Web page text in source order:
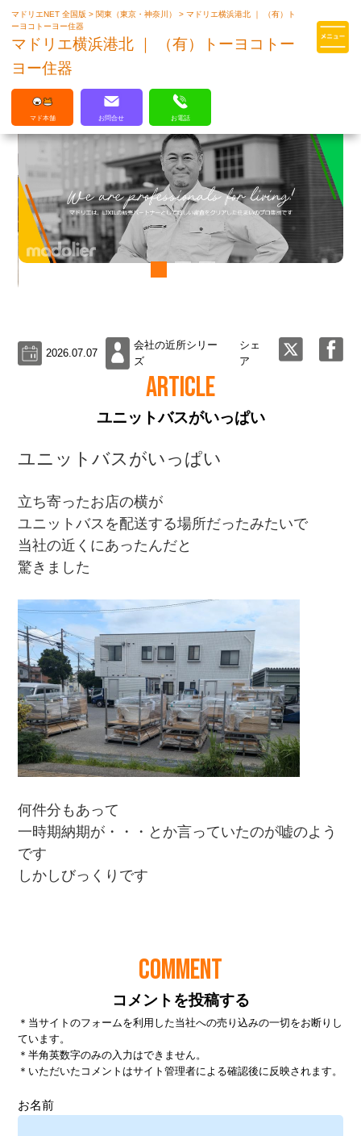
マドリエはLIXILの厳しい基準を
マドリエNET 全国版> 関東（東京・神奈川）>マドリエ横浜港北 ｜ （有）ト
ーヨコトーヨー住器
マドリエ横浜港北 ｜ （有）トーヨコトー
ヨー住器
マド本舗 お問合せ お電話
2026.07.07
会社の近所シリー
ズ
シェ
ア
ARTICLE
ユニットバスがいっぱい
COMMENT
コメントを投稿する
＊当サイトのフォームを利用した当社への売り込みの一切をお断りし
ています。
＊半角英数字のみの入力はできません。
＊いただいたコメントはサイト管理者による確認後に反映されます。
お名前